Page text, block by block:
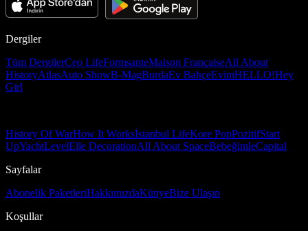
Dergiler
Tüm DergilerCeo LifeFormsanteMaison FrançaiseAll About
HistoryAtlasAuto ShowB-MagBurdaEv BahçeEvimHELLO!Hey
Girl
History Of WarHow It Worksİstanbul LifeKore PopPozitifStart
UpYachtLevelElle DecorationAll About SpaceBebeğimleCapital
Sayfalar
Abonelik PaketleriHakkımızdaKünyeBize Ulaşın
Koşullar